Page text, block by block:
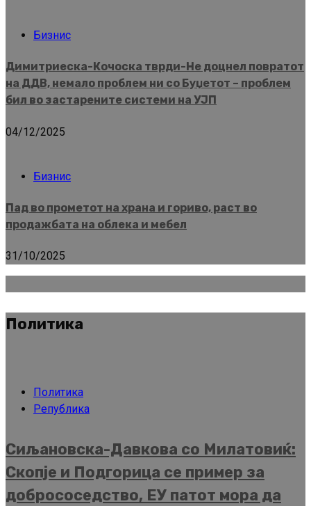
Бизнис
Димитриеска-Кочоска тврди-Не доцнел повратот
на ДДВ, немало проблем ни со Буџетот – проблем
бил во застарените системи на УЈП
04/12/2025
Бизнис
Пад во прометот на храна и гориво, раст во
продажбата на облека и мебел
31/10/2025
Политика
Политика
Република
Сиљановска-Давкова со Милатовиќ:
Скопје и Подгорица се пример за
добрососедство, ЕУ патот мора да